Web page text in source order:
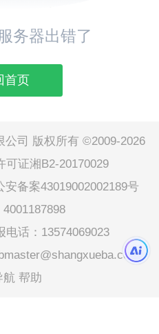
务器出错了
首页
公司 版权所有 ©2009-2026
可证湘B2-20170029
安备案43019002002189号
话：13574069023
航 帮助